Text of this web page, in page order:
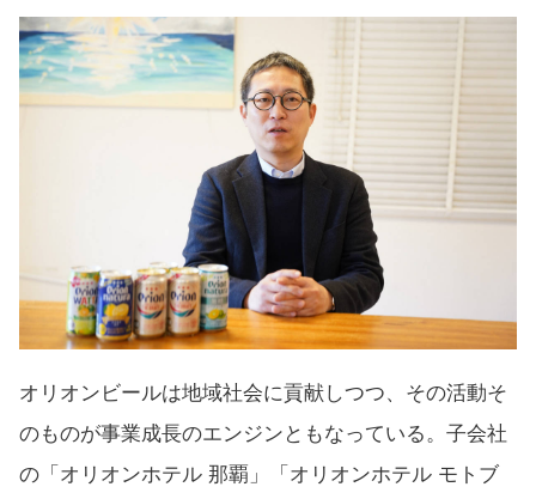
オリオンビールは地域社会に貢献しつつ、その活動そ
のものが事業成長のエンジンともなっている。子会社
の「オリオンホテル 那覇」「オリオンホテル モトブ